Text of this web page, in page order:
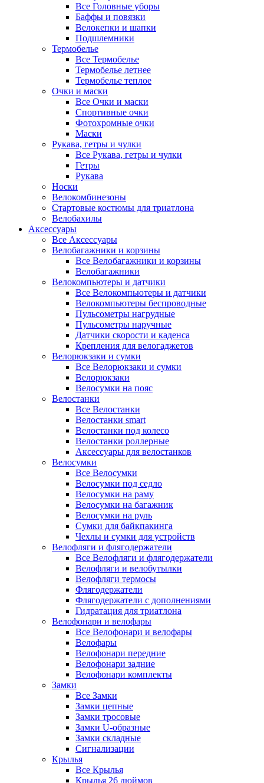
Все Головные уборы
Баффы и повязки
Велокепки и шапки
Подшлемники
Термобелье
Все Термобелье
Термобелье летнее
Термобелье теплое
Очки и маски
Все Очки и маски
Спортивные очки
Фотохромные очки
Маски
Рукава, гетры и чулки
Все Рукава, гетры и чулки
Гетры
Рукава
Носки
Велокомбинезоны
Стартовые костюмы для триатлона
Велобахилы
Аксессуары
Все Аксессуары
Велобагажники и корзины
Все Велобагажники и корзины
Велобагажники
Велокомпьютеры и датчики
Все Велокомпьютеры и датчики
Велокомпьютеры беспроводные
Пульсометры нагрудные
Пульсометры наручные
Датчики скорости и каденса
Крепления для велогаджетов
Велорюкзаки и сумки
Все Велорюкзаки и сумки
Велорюкзаки
Велосумки на пояс
Велостанки
Все Велостанки
Велостанки smart
Велостанки под колесо
Велостанки роллерные
Аксессуары для велостанков
Велосумки
Все Велосумки
Велосумки под седло
Велосумки на раму
Велосумки на багажник
Велосумки на руль
Сумки для байкпакинга
Чехлы и сумки для устройств
Велофляги и флягодержатели
Все Велофляги и флягодержатели
Велофляги и велобутылки
Велофляги термосы
Флягодержатели
Флягодержатели с дополнениями
Гидратация для триатлона
Велофонари и велофары
Все Велофонари и велофары
Велофары
Велофонари передние
Велофонари задние
Велофонари комплекты
Замки
Все Замки
Замки цепные
Замки тросовые
Замки U-образные
Замки складные
Сигнализации
Крылья
Все Крылья
Крылья 26 дюймов